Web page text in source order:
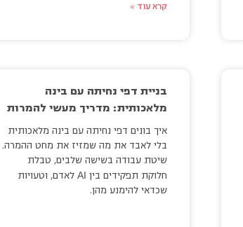
קרא עוד »
בניית דפי נחיתה עם בינה
מלאכותית: מדריך מעשי להמרות
איך בונים דפי נחיתה עם בינה מלאכותית
בלי לאבד את מה שמזיז את מחט ההמרה.
שיטת עבודה בשישה שלבים, טבלת
חלוקת תפקידים בין AI לאדם, וטעויות
שכדאי להימנע מהן.